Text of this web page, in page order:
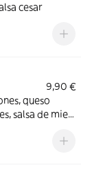
cesar
9,90 €
queso
salsa de miel